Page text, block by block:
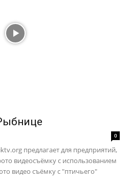
0
предлагает для предприятий,
видеосъёмку с использованием
видео съёмку с "птичьего"